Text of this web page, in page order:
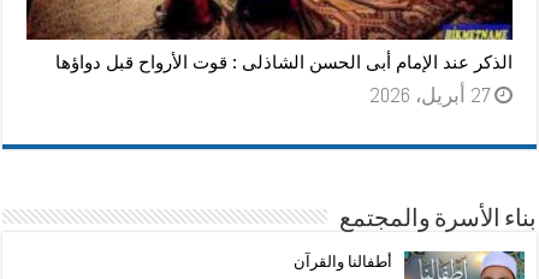
الذكر عند الإمام أبى الحسن الشاذلى : قوت الأرواح قبل دواؤها
27 أبريل، 2026
بناء الأسرة والمجتمع
أطفالنا والقرآن